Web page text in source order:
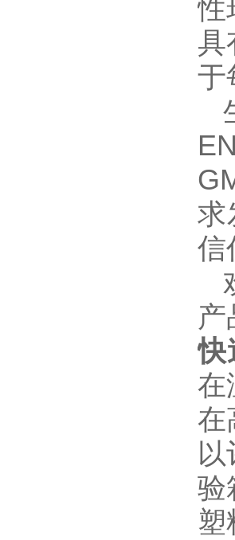
性
具
于
求
信
产
快
在
在
验
塑